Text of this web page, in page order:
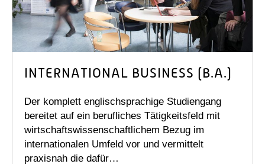
INTERNATIONAL BUSINESS (B.A.)
Der komplett englischsprachige Studiengang
bereitet auf ein berufliches Tätigkeitsfeld mit
wirtschaftswissenschaftlichem Bezug im
internationalen Umfeld vor und vermittelt
praxisnah die dafür…